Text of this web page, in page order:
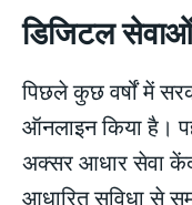
डिजिटल
पिछले कुछ वर्षों में
ऑनलाइन किया है।
अक्सर आधार सेवा
आधारित सुविधा से